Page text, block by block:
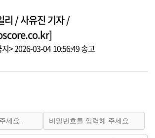
리 / 사유진 기자 /
> 2026-03-04 10:56:49 송고